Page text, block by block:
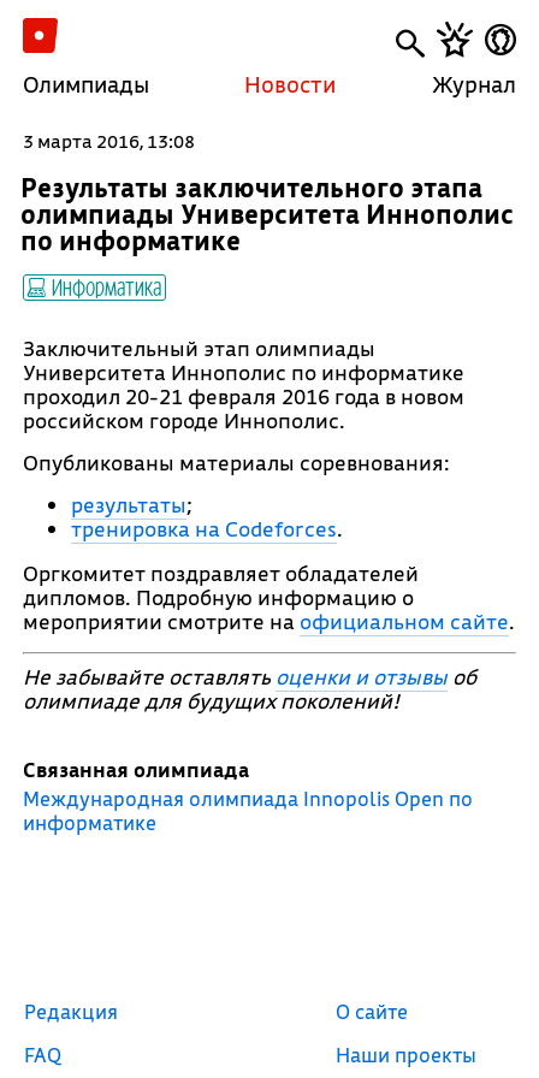
Олимпиады Новости Журнал
3 марта 2016, 13:08
Результаты заключительного этапа
олимпиады Университета Иннополис
по информатике
Информатика
Заключительный этап олимпиады
Университета Иннополис по информатике
проходил 20-21 февраля 2016 года в новом
российском городе Иннополис.
Опубликованы материалы соревнования:
результаты;
тренировка на Codeforces.
Оргкомитет поздравляет обладателей
дипломов. Подробную информацию о
мероприятии смотрите на официальном сайте.
Не забывайте оставлять оценки и отзывыоб
олимпиаде для будущих поколений!
Связанная олимпиада
Международная олимпиада Innopolis Open по
информатике
Редакция
FAQ
О сайте
Наши проекты